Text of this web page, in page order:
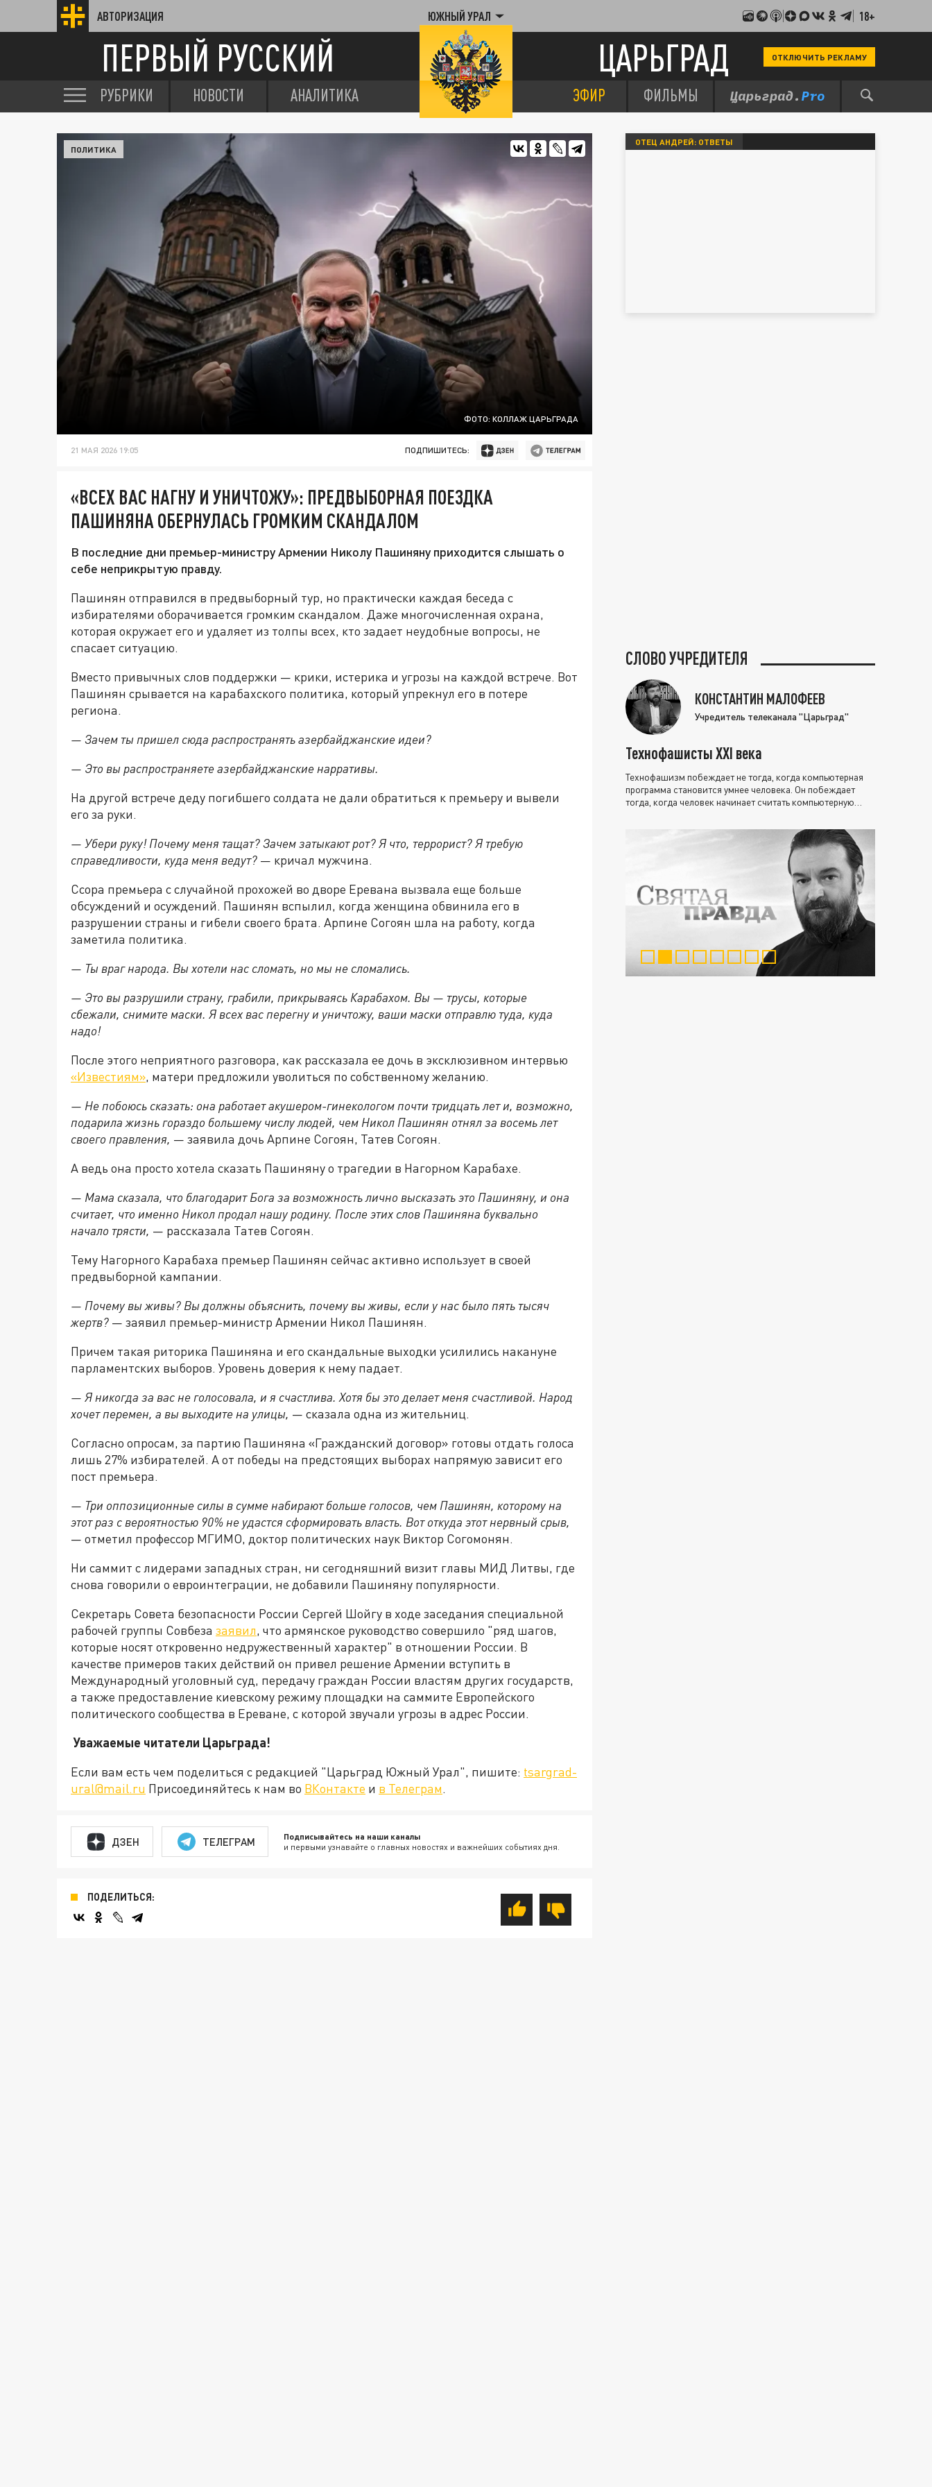
АВТОРИЗАЦИЯ ЮЖНЫЙ УРАЛ 18+
ПЕРВЫЙ РУССКИЙ ЦАРЬГРАД ОТКЛЮЧИТЬ РЕКЛАМУ
РУБРИКИ НОВОСТИ АНАЛИТИКА ЭФИР ФИЛЬМЫ
ФОТО: КОЛЛАЖ ЦАРЬГРАДА
ПОЛИТИКА
21 МАЯ 2026 19:05 ПОДПИШИТЕСЬ:
«ВСЕХ ВАС НАГНУ И УНИЧТОЖУ»: ПРЕДВЫБОРНАЯ ПОЕЗДКА
ПАШИНЯНА ОБЕРНУЛАСЬ ГРОМКИМ СКАНДАЛОМ
В последние дни премьер-министру Армении Николу Пашиняну приходится слышать о
себе неприкрытую правду.
Пашинян отправился в предвыборный тур, но практически каждая беседа с
избирателями оборачивается громким скандалом. Даже многочисленная охрана,
которая окружает его и удаляет из толпы всех, кто задает неудобные вопросы, не
спасает ситуацию.
Вместо привычных слов поддержки — крики, истерика и угрозы на каждой встрече. Вот
Пашинян срывается на карабахского политика, который упрекнул его в потере
региона.
— Зачем ты пришел сюда распространять азербайджанские идеи?
— Это вы распространяете азербайджанские нарративы.
На другой встрече деду погибшего солдата не дали обратиться к премьеру и вывели
его за руки.
— Убери руку! Почему меня тащат? Зачем затыкают рот? Я что, террорист? Я требую
справедливости, куда меня ведут? — кричал мужчина.
Ссора премьера с случайной прохожей во дворе Еревана вызвала еще больше
обсуждений и осуждений. Пашинян вспылил, когда женщина обвинила его в
разрушении страны и гибели своего брата. Арпине Согоян шла на работу, когда
заметила политика.
— Ты враг народа. Вы хотели нас сломать, но мы не сломались.
— Это вы разрушили страну, грабили, прикрываясь Карабахом. Вы — трусы, которые
сбежали, снимите маски. Я всех вас перегну и уничтожу, ваши маски отправлю туда, куда
надо!
После этого неприятного разговора, как рассказала ее дочь в эксклюзивном интервью
«Известиям», матери предложили уволиться по собственному желанию.
— Не побоюсь сказать: она работает акушером-гинекологом почти тридцать лет и, возможно,
подарила жизнь гораздо большему числу людей, чем Никол Пашинян отнял за восемь лет
своего правления, — заявила дочь Арпине Согоян, Татев Согоян.
А ведь она просто хотела сказать Пашиняну о трагедии в Нагорном Карабахе.
— Мама сказала, что благодарит Бога за возможность лично высказать это Пашиняну, и она
считает, что именно Никол продал нашу родину. После этих слов Пашиняна буквально
начало трясти, — рассказала Татев Согоян.
Тему Нагорного Карабаха премьер Пашинян сейчас активно использует в своей
предвыборной кампании.
— Почему вы живы? Вы должны объяснить, почему вы живы, если у нас было пять тысяч
жертв? — заявил премьер-министр Армении Никол Пашинян.
Причем такая риторика Пашиняна и его скандальные выходки усилились накануне
парламентских выборов. Уровень доверия к нему падает.
— Я никогда за вас не голосовала, и я счастлива. Хотя бы это делает меня счастливой. Народ
хочет перемен, а вы выходите на улицы, — сказала одна из жительниц.
Согласно опросам, за партию Пашиняна «Гражданский договор» готовы отдать голоса
лишь 27% избирателей. А от победы на предстоящих выборах напрямую зависит его
пост премьера.
— Три оппозиционные силы в сумме набирают больше голосов, чем Пашинян, которому на
этот раз с вероятностью 90% не удастся сформировать власть. Вот откуда этот нервный срыв,
— отметил профессор МГИМО, доктор политических наук Виктор Согомонян.
Ни саммит с лидерами западных стран, ни сегодняшний визит главы МИД Литвы, где
снова говорили о евроинтеграции, не добавили Пашиняну популярности.
Секретарь Совета безопасности России Сергей Шойгу в ходе заседания специальной
рабочей группы Совбеза заявил, что армянское руководство совершило "ряд шагов,
которые носят откровенно недружественный характер" в отношении России. В
качестве примеров таких действий он привел решение Армении вступить в
Международный уголовный суд, передачу граждан России властям других государств,
а также предоставление киевскому режиму площадки на саммите Европейского
политического сообщества в Ереване, с которой звучали угрозы в адрес России.
Уважаемые читатели Царьграда!
Если вам есть чем поделиться с редакцией "Царьград Южный Урал", пишите: tsargrad-
ural@mail.ru Присоединяйтесь к нам во ВКонтакте и в Телеграм.
ДЗЕН ТЕЛЕГРАМ Подписывайтесь на наши каналы
и первыми узнавайте о главных новостях и важнейших событиях дня.
ПОДЕЛИТЬСЯ:
ОТЕЦ АНДРЕЙ: ОТВЕТЫ
СЛОВО УЧРЕДИТЕЛЯ
КОНСТАНТИН МАЛОФЕЕВ
Учредитель телеканала "Царьград"
Технофашисты XXI века
Технофашизм побеждает не тогда, когда компьютерная
программа становится умнее человека. Он побеждает
тогда, когда человек начинает считать компьютерную